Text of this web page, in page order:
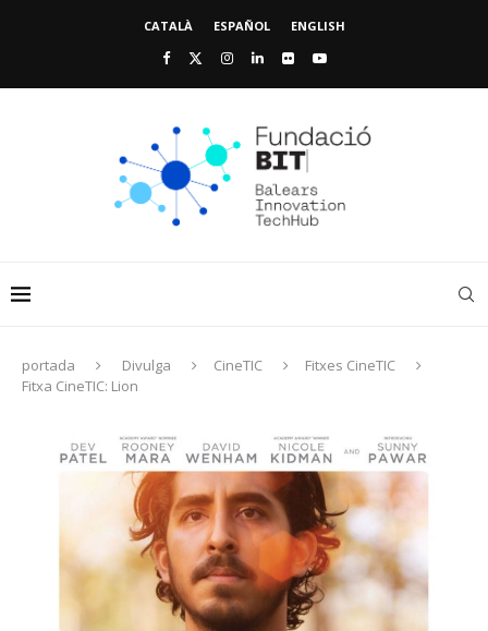
CATALÀ ESPAÑOL ENGLISH
portada Divulga CineTIC
Fitxes CineTIC
Fitxa CineTIC: Lion